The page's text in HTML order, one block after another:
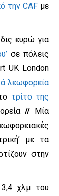
την CAF με
ευρώ για
σε πόλεις
UK London
λεωφορεία
τρίτο της
// Μία
με τα
στην
χλμ του